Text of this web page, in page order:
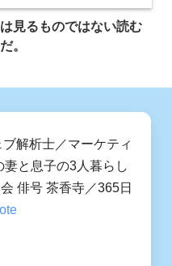
見るものではない読む
。
解析士／マーケティ
と息子の3人暮らし
俳号 茶香寺／365日